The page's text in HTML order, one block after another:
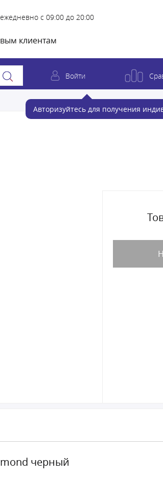
ежедневно с 09:00 до 20:00
клиентам
Войти
Авторизуйтесь для получения
черный